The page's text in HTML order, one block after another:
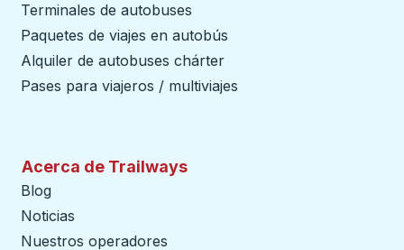
Terminales de autobuses
Paquetes de viajes en autobús
Alquiler de autobuses chárter
Pases para viajeros / multiviajes
Acerca de Trailways
Blog
Noticias
Nuestros operadores